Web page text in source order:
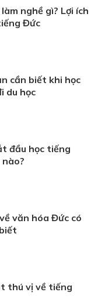
nghề gì? Lợi ích
Đức
cần biết khi học
du học
đầu học tiếng
văn hóa Đức có
thú vị về tiếng